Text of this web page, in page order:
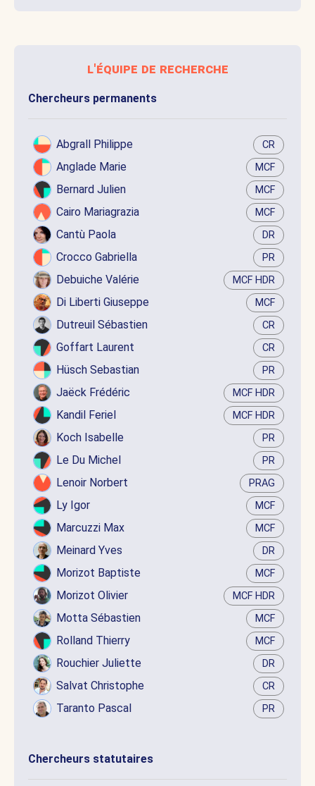
l'équipe de recherche
Chercheurs permanents
Abgrall Philippe CR
Anglade Marie MCF
Bernard Julien MCF
Cairo Mariagrazia MCF
Cantù Paola DR
Crocco Gabriella PR
Debuiche Valérie MCF HDR
Di Liberti Giuseppe MCF
Dutreuil Sébastien CR
Goffart Laurent CR
Hüsch Sebastian PR
Jaëck Frédéric MCF HDR
Kandil Feriel MCF HDR
Koch Isabelle PR
Le Du Michel PR
Lenoir Norbert PRAG
Ly Igor MCF
Marcuzzi Max MCF
Meinard Yves DR
Morizot Baptiste MCF
Morizot Olivier MCF HDR
Motta Sébastien MCF
Rolland Thierry MCF
Rouchier Juliette DR
Salvat Christophe CR
Taranto Pascal PR
Chercheurs statutaires